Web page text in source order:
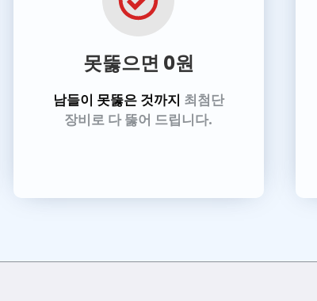
못뚫으면 0원
남들이 못뚫은 것까지 최첨단
장비로 다 뚫어 드립니다.